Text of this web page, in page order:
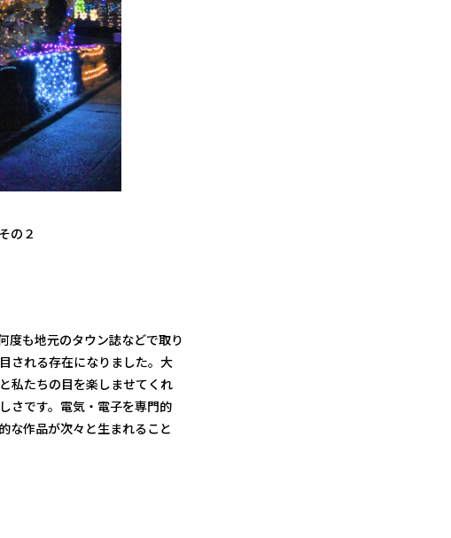
の２
度も地元のタウン誌などで取り
される存在になりました。大
私たちの目を楽しませてくれ
さです。電気・電子を専門的
な作品が次々と生まれること